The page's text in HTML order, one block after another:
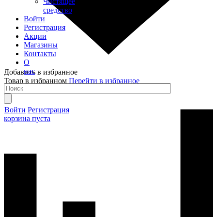
средство
Войти
Регистрация
Акции
Магазины
Контакты
О
нас
Войти Регистрация
корзина пуста
Добавить в избранное
Товар в избранном Перейти в избранное